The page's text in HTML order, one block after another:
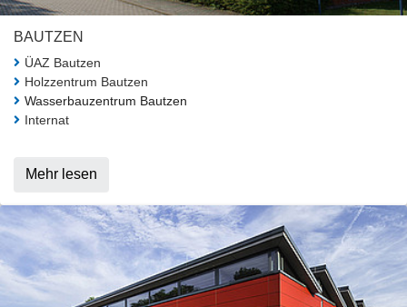
BAUTZEN
ÜAZ Bautzen
Holzzentrum Bautzen
Wasserbauzentrum Bautzen
Internat
Mehr lesen